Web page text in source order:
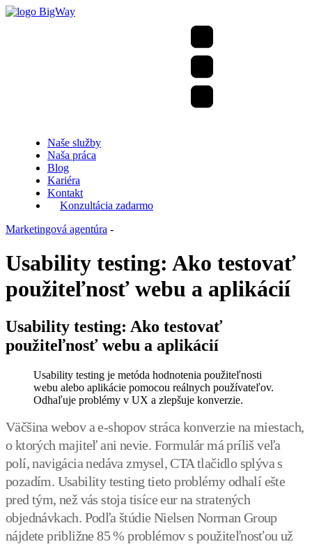
Naše služby
Naša práca
Blog
Kariéra
Kontakt
Konzultácia zadarmo
Marketingová agentúra -
Usability testing: Ako testovať
použiteľnosť webu a aplikácií
Usability testing: Ako testovať
použiteľnosť webu a aplikácií
Usability testing je metóda hodnotenia použiteľnosti
webu alebo aplikácie pomocou reálnych používateľov.
Odhaľuje problémy v UX a zlepšuje konverzie.
Väčšina webov a e-shopov stráca konverzie na miestach,
o ktorých majiteľ ani nevie. Formulár má príliš veľa
polí, navigácia nedáva zmysel, CTA tlačidlo splýva s
pozadím. Usability testing tieto problémy odhalí ešte
pred tým, než vás stoja tisíce eur na stratených
objednávkach. Podľa štúdie Nielsen Norman Group
nájdete približne 85 % problémov s použiteľnosťou už